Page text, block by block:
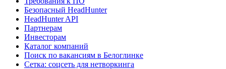
Безопасный HeadHunter
HeadHunter API
Партнерам
Инвесторам
Каталог компаний
Поиск по вакансиям в Белоглинке
Сетка: соцсеть для нетворкинга